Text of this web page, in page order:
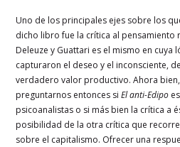
Uno de los principales ejes sobre los
dicho libro fue la crítica al pensamiento
Deleuze y Guattari es el mismo en cuya
capturaron el deseo y el inconsciente,
verdadero valor productivo. Ahora
preguntarnos entonces siEl anti-Edipo
psicoanalistas o si más bien la crítica a
posibilidad de la otra crítica que
sobre el capitalismo. Ofrecer una